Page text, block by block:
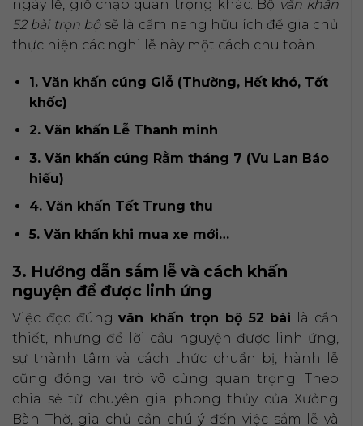
ngày lễ, giỗ chạp quan trọng khác. Bộ văn khấn
52 bài trọn bộsẽ là cẩm nang hữu ích để gia chủ
thực hiện các nghi lễ này một cách chu toàn.
1. Văn khấn cúng Giỗ (Thường, Hết khó, Tốt
khốc)
2. Văn khấn Lễ Thanh minh
3. Văn khấn cúng Rằm tháng 7 (Vu Lan Báo
hiếu)
4. Văn khấn Tết Trung thu
5. Văn khấn khi mua xe mới…
3. Hướng dẫn sắm lễ và cách khấn
nguyện để được linh ứng
Việc đọc đúngvăn khấn trọn bộ 52 bài là cần
thiết, nhưng để lời cầu nguyện được linh ứng,
sự thành tâm và cách thức chuẩn bị, hành lễ
cũng đóng vai trò vô cùng quan trọng. Theo
chia sẻ từ chuyên gia phong thủy của Xưởng
Bàn Thờ, gia chủ cần chú ý đến việc sắm lễ và